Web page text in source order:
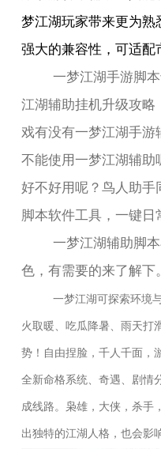
梦江湖玩家带来更为熟
强大的兼容性，可适配
一梦江湖手游脚
江湖辅助挂机升级攻略
戏有没有一梦江湖手
不能使用一梦江湖辅助
好不好用呢？鸟人助手
脚本软件工具，一键日
一梦江湖辅助脚
色，有需要的来了解下。
一梦江湖可探索环境
火取暖、吃瓜降暑、雨天
势！自由捏脸，千人千面，
全新命格系统、奇遇、剧情
成线路。枭雄，大侠，杀
出独特的江湖人格，也会影